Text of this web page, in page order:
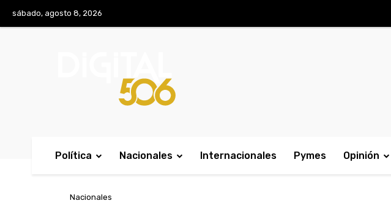
sábado, agosto 8, 2026
Política Nacionales Internacionales Pymes Opinión
Nacionales